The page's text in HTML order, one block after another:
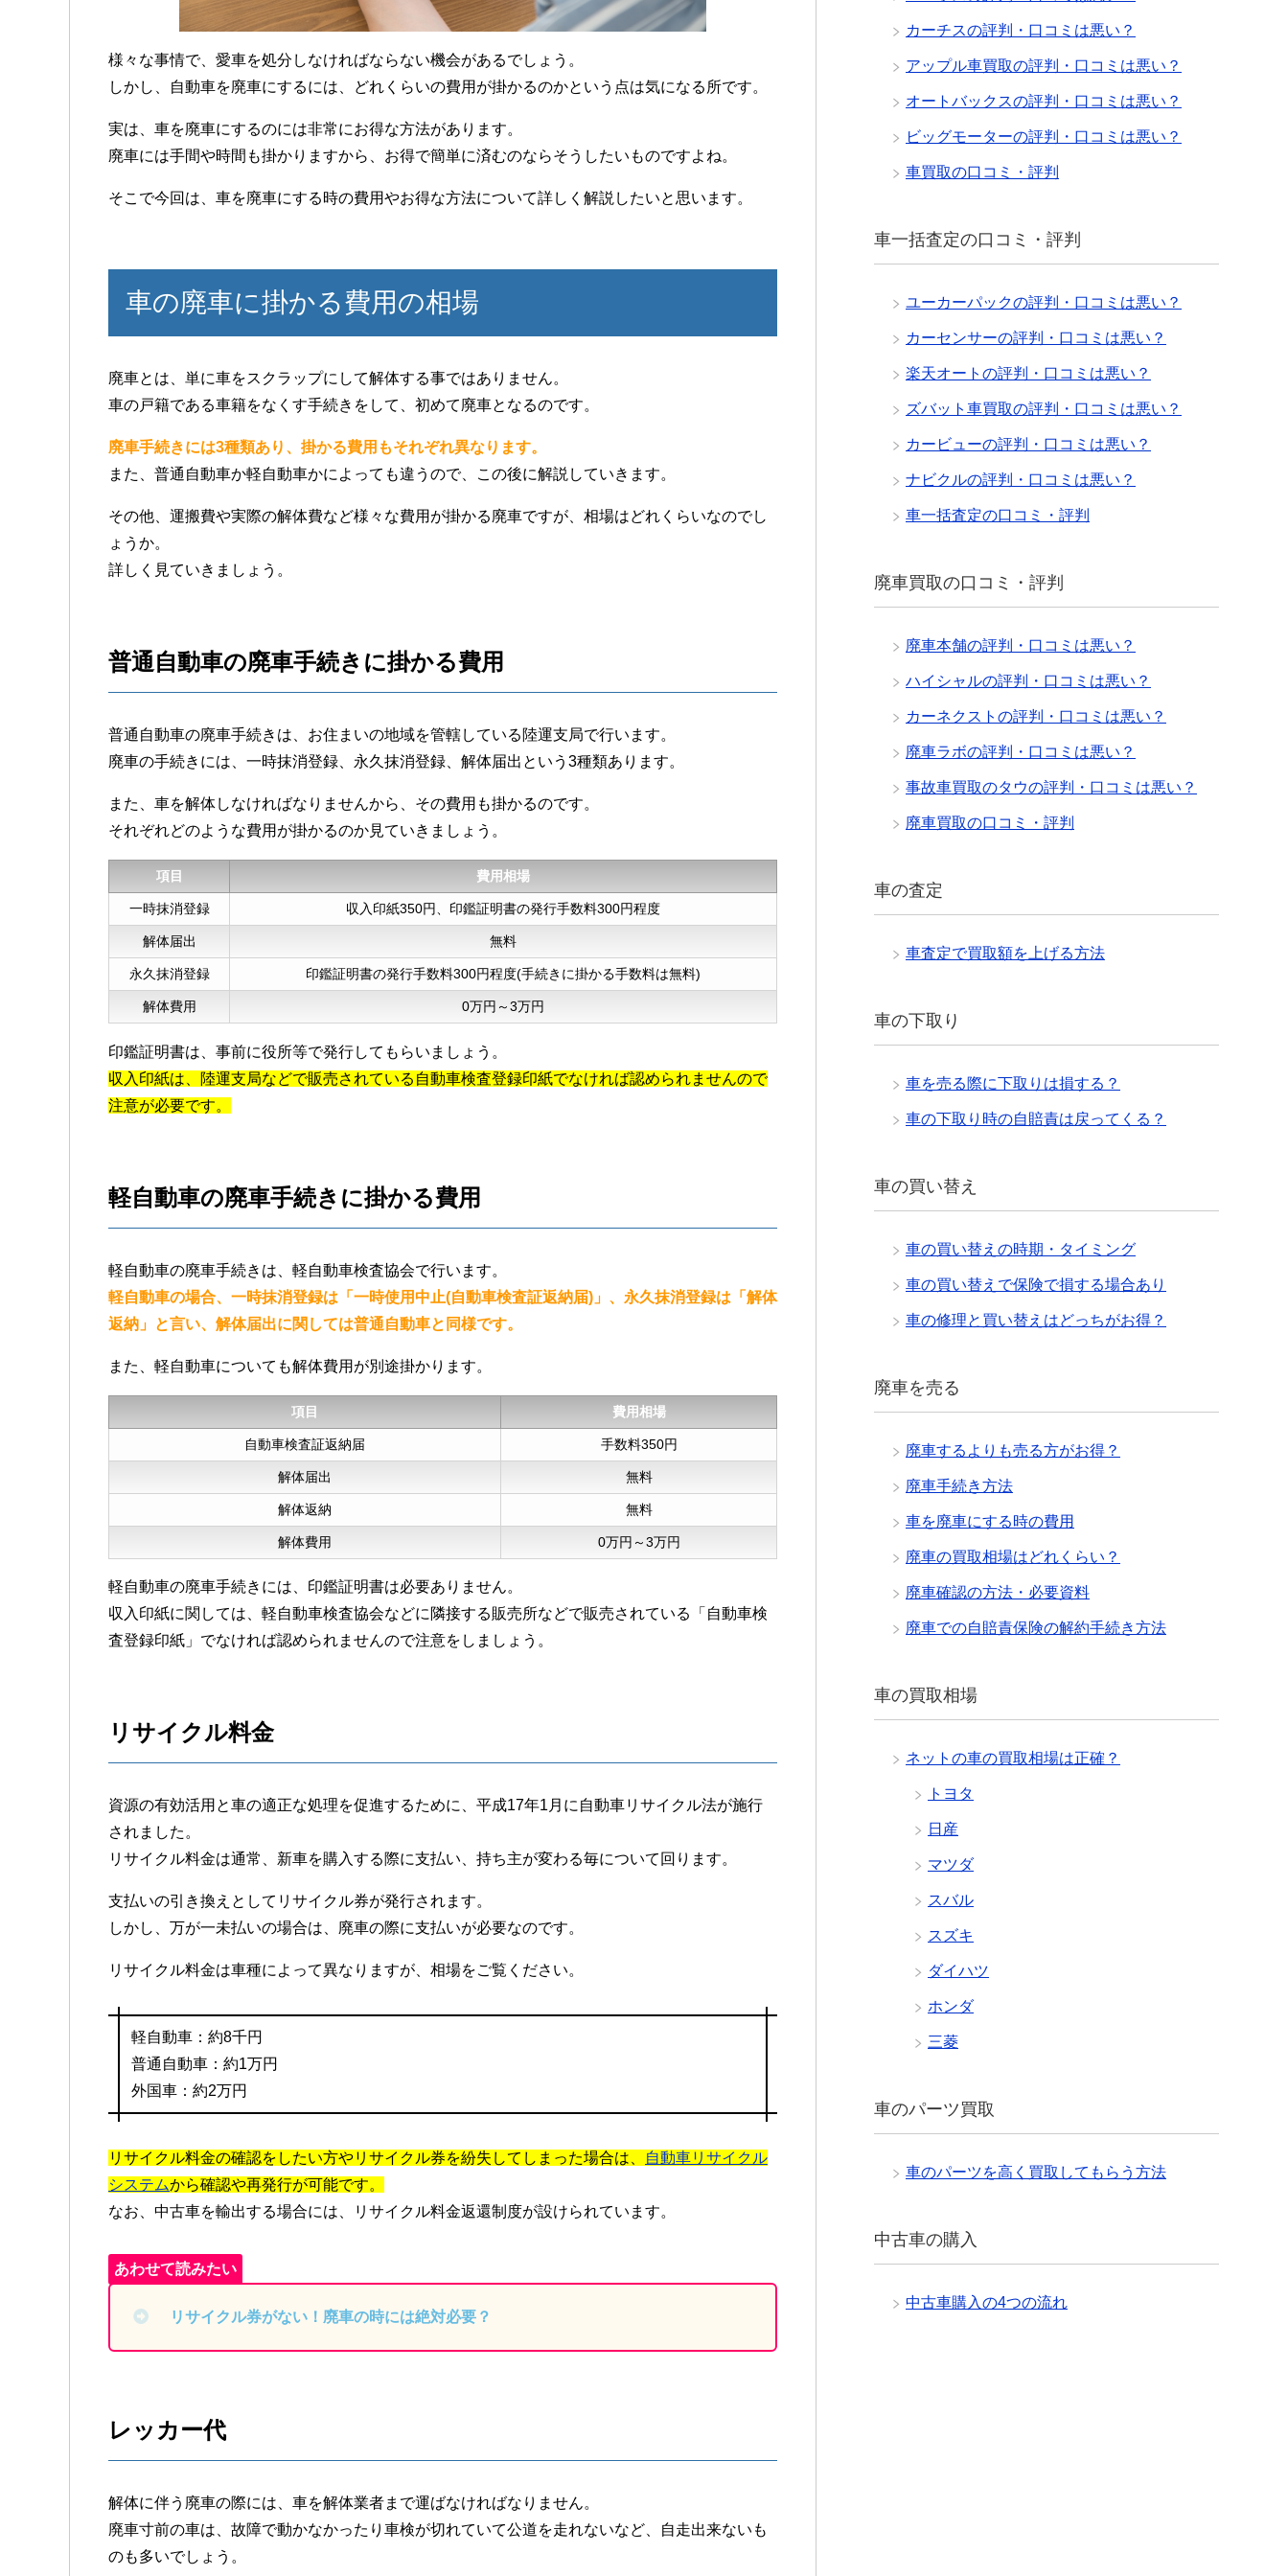
様々な事情で、愛車を処分しなければならない機会があるでしょう。
しかし、自動車を廃車にするには、どれくらいの費用が掛かるのかという点は気になる所です。
実は、車を廃車にするのには非常にお得な方法があります。
廃車には手間や時間も掛かりますから、お得で簡単に済むのならそうしたいものですよね。
そこで今回は、車を廃車にする時の費用やお得な方法について詳しく解説したいと思います。
車の廃車に掛かる費用の相場
廃車とは、単に車をスクラップにして解体する事ではありません。
車の戸籍である車籍をなくす手続きをして、初めて廃車となるのです。
廃車手続きには3種類あり、掛かる費用もそれぞれ異なります。
また、普通自動車か軽自動車かによっても違うので、この後に解説していきます。
その他、運搬費や実際の解体費など様々な費用が掛かる廃車ですが、相場はどれくらいなのでし
ょうか。
詳しく見ていきましょう。
普通自動車の廃車手続きに掛かる費用
普通自動車の廃車手続きは、お住まいの地域を管轄している陸運支局で行います。
廃車の手続きには、一時抹消登録、永久抹消登録、解体届出という3種類あります。
また、車を解体しなければなりませんから、その費用も掛かるのです。
それぞれどのような費用が掛かるのか見ていきましょう。
項目 費用相場
一時抹消登録 収入印紙350円、印鑑証明書の発行手数料300円程度
解体届出 無料
永久抹消登録 印鑑証明書の発行手数料300円程度(手続きに掛かる手数料は無料)
解体費用 0万円～3万円
印鑑証明書は、事前に役所等で発行してもらいましょう。
収入印紙は、陸運支局などで販売されている自動車検査登録印紙でなければ認められませんので
注意が必要です。
軽自動車の廃車手続きに掛かる費用
軽自動車の廃車手続きは、軽自動車検査協会で行います。
軽自動車の場合、一時抹消登録は「一時使用中止(自動車検査証返納届)」、永久抹消登録は「解体
返納」と言い、解体届出に関しては普通自動車と同様です。
また、軽自動車についても解体費用が別途掛かります。
項目 費用相場
自動車検査証返納届 手数料350円
解体届出 無料
解体返納 無料
解体費用 0万円～3万円
軽自動車の廃車手続きには、印鑑証明書は必要ありません。
収入印紙に関しては、軽自動車検査協会などに隣接する販売所などで販売されている「自動車検
査登録印紙」でなければ認められませんので注意をしましょう。
リサイクル料金
資源の有効活用と車の適正な処理を促進するために、平成17年1月に自動車リサイクル法が施行
されました。
リサイクル料金は通常、新車を購入する際に支払い、持ち主が変わる毎について回ります。
支払いの引き換えとしてリサイクル券が発行されます。
しかし、万が一未払いの場合は、廃車の際に支払いが必要なのです。
リサイクル料金は車種によって異なりますが、相場をご覧ください。
軽自動車：約8千円
普通自動車：約1万円
外国車：約2万円
リサイクル料金の確認をしたい方やリサイクル券を紛失してしまった場合は、
自動車リサイクル
システムから確認や再発行が可能です。
なお、中古車を輸出する場合には、リサイクル料金返還制度が設けられています。
リサイクル券がない！廃車の時には絶対必要？
レッカー代
解体に伴う廃車の際には、車を解体業者まで運ばなければなりません。
廃車寸前の車は、故障で動かなかったり車検が切れていて公道を走れないなど、自走出来ないも
のも多いでしょう。
カーチスの評判・口コミは悪い？
アップル車買取の評判・口コミは悪い？
オートバックスの評判・口コミは悪い？
ビッグモーターの評判・口コミは悪い？
車買取の口コミ・評判
車一括査定の口コミ・評判
ユーカーパックの評判・口コミは悪い？
カーセンサーの評判・口コミは悪い？
楽天オートの評判・口コミは悪い？
ズバット車買取の評判・口コミは悪い？
カービューの評判・口コミは悪い？
ナビクルの評判・口コミは悪い？
車一括査定の口コミ・評判
廃車買取の口コミ・評判
廃車本舗の評判・口コミは悪い？
ハイシャルの評判・口コミは悪い？
カーネクストの評判・口コミは悪い？
廃車ラボの評判・口コミは悪い？
事故車買取のタウの評判・口コミは悪い？
廃車買取の口コミ・評判
車の査定
車査定で買取額を上げる方法
車の下取り
車を売る際に下取りは損する？
車の下取り時の自賠責は戻ってくる？
車の買い替え
車の買い替えの時期・タイミング
車の買い替えで保険で損する場合あり
車の修理と買い替えはどっちがお得？
廃車を売る
廃車するよりも売る方がお得？
廃車手続き方法
車を廃車にする時の費用
廃車の買取相場はどれくらい？
廃車確認の方法・必要資料
廃車での自賠責保険の解約手続き方法
車の買取相場
ネットの車の買取相場は正確？
トヨタ
日産
マツダ
スバル
スズキ
ダイハツ
ホンダ
三菱
車のパーツ買取
車のパーツを高く買取してもらう方法
中古車の購入
中古車購入の4つの流れ